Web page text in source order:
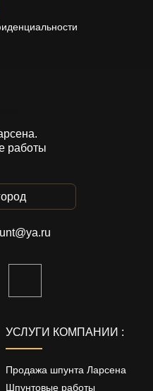
работы
УСЛУГИ КОМПАНИИ :
Продажа шпунта Ларсена
Шпунтовые работы